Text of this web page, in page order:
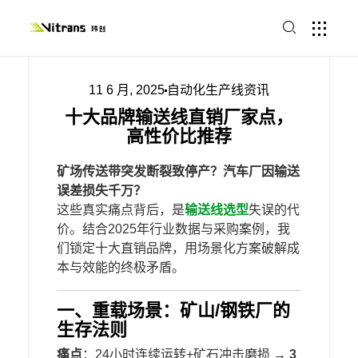
11 6 月, 2025 自动化生产线资讯
十大品牌输送线直销厂家点，
高性价比推荐
​矿场传送带突发断裂致停产？汽车厂因输送
误差损失千万？​
这些真实痛点背后，是输送线选型失误的代
价。结合2025年行业数据与采购案例，我
们锁定十大直销品牌，用场景化方案破解成
本与效能的终极矛盾。
一、重载场景：矿山/钢铁厂的
生存法则
​痛点​​：24小时连续运转+矿石冲击磨损 → ​ ​3